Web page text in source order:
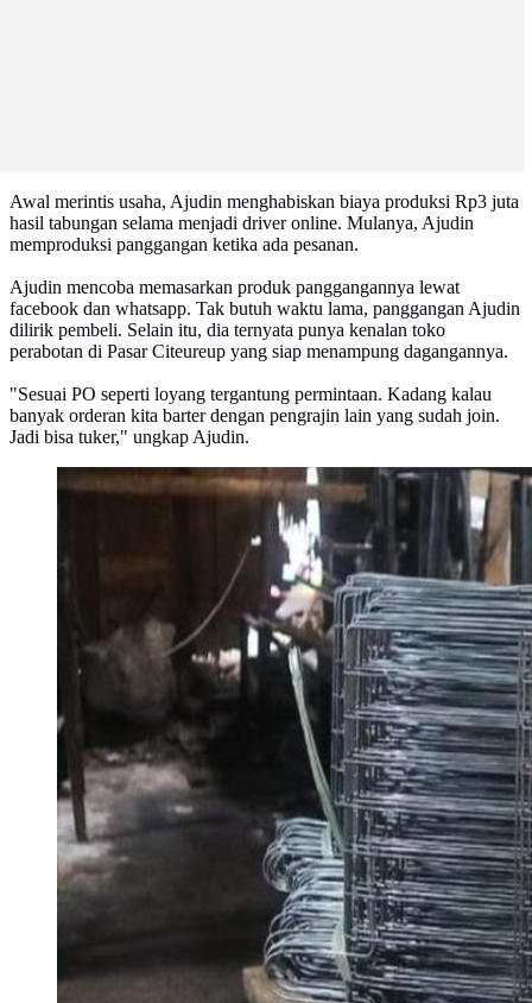
Awal merintis usaha, Ajudin menghabiskan biaya produksi Rp3 juta
hasil tabungan selama menjadi driver online. Mulanya, Ajudin
memproduksi panggangan ketika ada pesanan.
Ajudin mencoba memasarkan produk panggangannya lewat
facebook dan whatsapp. Tak butuh waktu lama, panggangan Ajudin
dilirik pembeli. Selain itu, dia ternyata punya kenalan toko
perabotan di Pasar Citeureup yang siap menampung dagangannya.
"Sesuai PO seperti loyang tergantung permintaan. Kadang kalau
banyak orderan kita barter dengan pengrajin lain yang sudah join.
Jadi bisa tuker," ungkap Ajudin.